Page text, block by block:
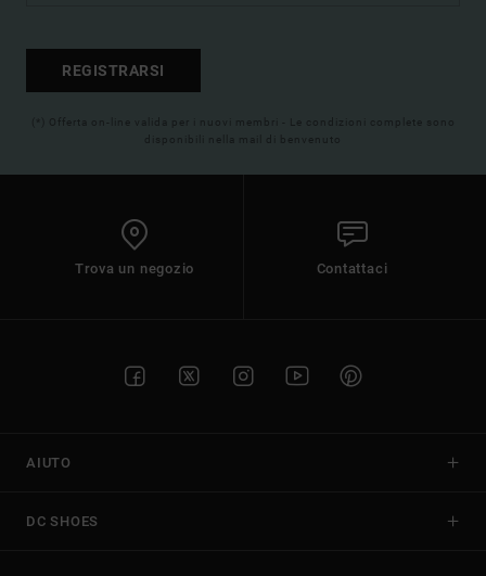
REGISTRARSI
(*) Offerta on-line valida per i nuovi membri - Le condizioni complete sono
disponibili nella mail di benvenuto
Trova un negozio Contattaci
AIUTO
DC SHOES